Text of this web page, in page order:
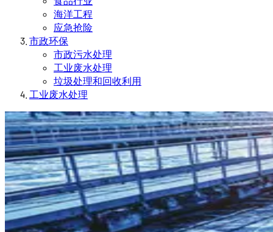
海洋工程
应急抢险
市政环保
市政污水处理
工业废水处理
垃圾处理和回收利用
工业废水处理